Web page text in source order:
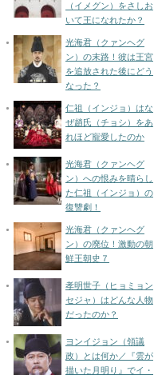
（イメグン）をさしお
いて王になれたか？
光海君（クァンヘグ
ン）の末路！彼は王宮
を追放された後にどう
なった？
仁祖（インジョ）はな
ぜ趙氏（チョシ）をあ
れほど寵愛したのか
光海君（クァンヘグ
ン）への恨みを晴らし
た仁祖（インジョ）の
復讐劇！
光海君（クァンヘグ
ン）の廃位！激動の朝
鮮王朝史７
孝明世子（ヒョミョン
セジャ）はどんな人物
だったのか？
ヨンイジョン（領議
政）とは何か／『雲が
描いた月明り』でイ・